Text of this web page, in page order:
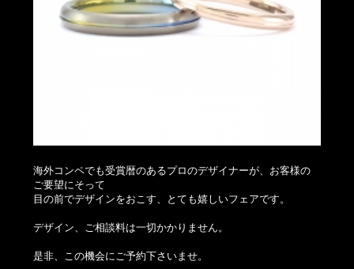
海外コンペでも受賞暦のあるプロのデザイナーが、お客様の
ご要望にそって
目の前でデザインをおこす、とても嬉しいフェアです。
デザイン、ご相談料は一切かかりません。
是非、この機会にご予約下さいませ。